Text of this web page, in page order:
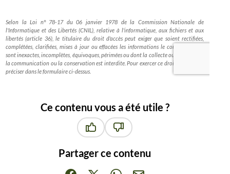
Ce contenu vous a été utile ?
Partager ce contenu